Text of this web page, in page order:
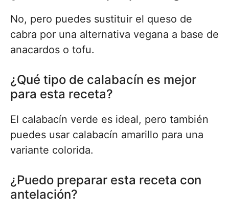
No, pero puedes sustituir el queso de
cabra por una alternativa vegana a base de
anacardos o tofu.
¿Qué tipo de calabacín es mejor
para esta receta?
El calabacín verde es ideal, pero también
puedes usar calabacín amarillo para una
variante colorida.
¿Puedo preparar esta receta con
antelación?